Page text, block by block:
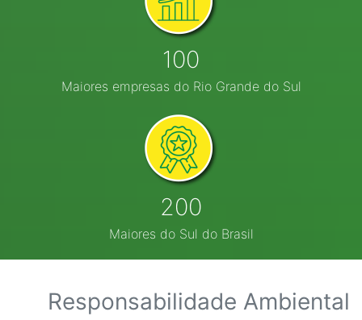
100
Maiores empresas do Rio Grande do Sul
200
Maiores do Sul do Brasil
Responsabilidade Ambiental